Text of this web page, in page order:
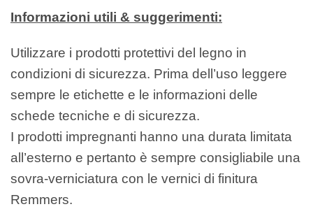
Informazioni utili & suggerimenti:
Utilizzare i prodotti protettivi del legno in
condizioni di sicurezza. Prima dell’uso leggere
sempre le etichette e le informazioni delle
schede tecniche e di sicurezza.
I prodotti impregnanti hanno una durata limitata
all’esterno e pertanto è sempre consigliabile una
sovra-verniciatura con le vernici di finitura
Remmers.